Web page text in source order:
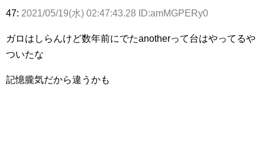
47: 2021/05/19(水) 02:47:43.28 ID:amMGPERy0
ガロはしらんけど数年前にでたanotherって台はやってるや
ついたな
記憶朧気だから違うかも